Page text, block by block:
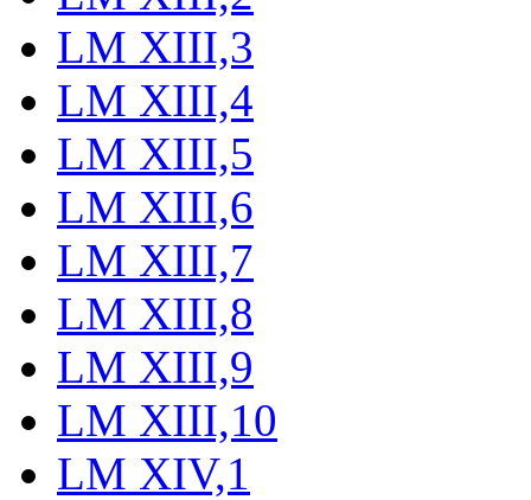
LM XIII,3
LM XIII,4
LM XIII,5
LM XIII,6
LM XIII,7
LM XIII,8
LM XIII,9
LM XIII,10
LM XIV,1